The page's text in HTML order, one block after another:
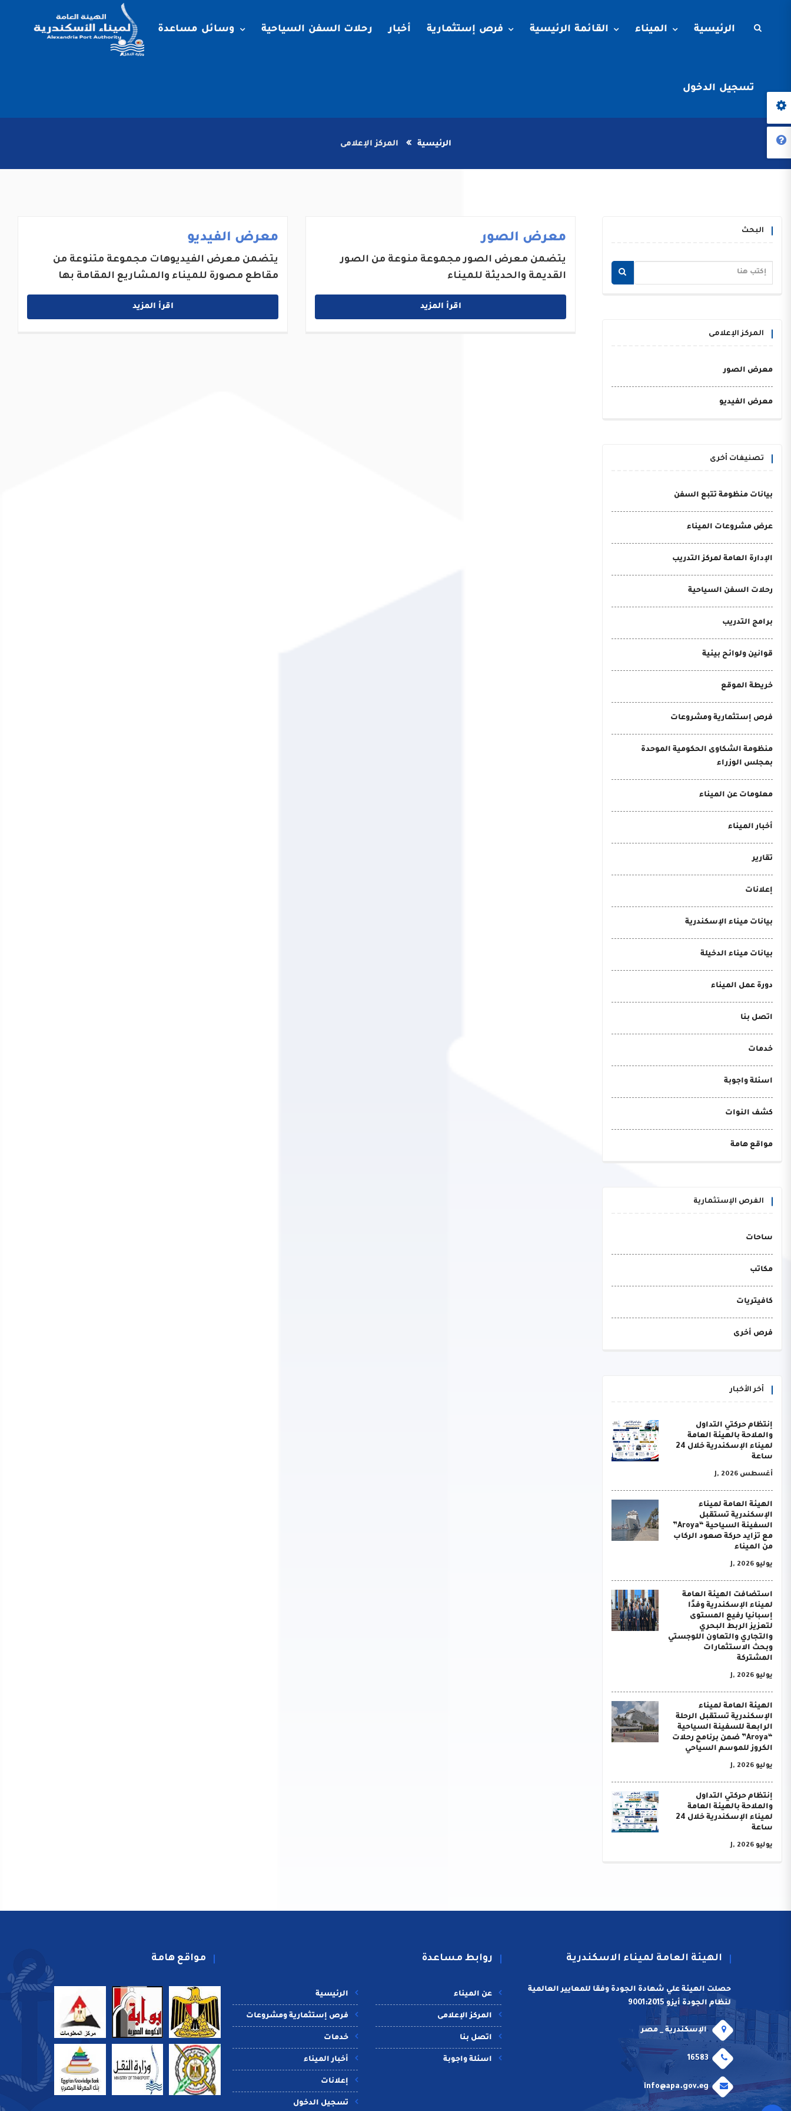
الرئيسية الميناء القائمة الرئيسية فرص إستثمارية أخبار رحلات السفن السياحية وسائل مساعدة
تسجيل الدخول
الرئيسية المركز الإعلامى
البحث
المركز الإعلامى
معرض الصور
معرض الفيديو
تصنيفات أخرى
بيانات منظومة تتبع السفن
عرض مشروعات الميناء
الإدارة العامة لمركز التدريب
رحلات السفن السياحية
برامج التدريب
قوانين ولوائح بيئية
خريطة الموقع
فرص إستثمارية ومشروعات
منظومة الشكاوى الحكومية الموحدة
بمجلس الوزراء
معلومات عن الميناء
أخبار الميناء
تقارير
إعلانات
بيانات ميناء الإسكندرية
بيانات ميناء الدخيلة
دورة عمل الميناء
اتصل بنا
خدمات
اسئلة واجوبة
كشف النوات
مواقع هامة
الفرص الإستثمارية
ساحات
مكاتب
كافيتريات
فرص أخرى
أخر الأخبار
إنتظام حركتي التداول
والملاحة بالهيئة العامة
لميناء الإسكندرية خلال 24
ساعة
أغسطس J, 2026
الهيئة العامة لميناء
الإسكندرية تستقبل
السفينة السياحية “Aroya”
مع تزايد حركة صعود الركاب
من الميناء
يوليو J, 2026
استضافت الهيئة العامة
لميناء الإسكندرية وفدًا
إسبانيا رفيع المستوى
لتعزيز الربط البحري
والتجاري والتعاون اللوجستي
وبحث الاستثمارات
المشتركة
يوليو J, 2026
الهيئة العامة لميناء
الإسكندرية تستقبل الرحلة
الرابعة للسفينة السياحية
“Aroya” ضمن برنامج رحلات
الكروز للموسم السياحي
يوليو J, 2026
إنتظام حركتي التداول
والملاحة بالهيئة العامة
لميناء الإسكندرية خلال 24
ساعة
يوليو J, 2026
معرض الصور
يتضمن معرض الصور مجموعة منوعة من الصور
القديمة والحديثة للميناء
اقرأ المزيد
معرض الفيديو
يتضمن معرض الفيديوهات مجموعة متنوعة من
مقاطع مصورة للميناء والمشاريع المقامة بها
اقرأ المزيد
الهيئة العامة لميناء الاسكندرية
حصلت الهيئة علي شهادة الجودة وفقا للمعايير العالمية
لنظام الجودة أيزو 9001:2015
الإسكندرية _ مصر
16583
info@apa.gov.eg
روابط مساعدة
الرئيسية
فرص إستثمارية ومشروعات
خدمات
أخبار الميناء
إعلانات
تسجيل الدخول
عن الميناء
المركز الإعلامى
اتصل بنا
اسئلة واجوبة
مواقع هامة